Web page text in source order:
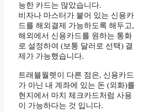
능한 카드는 많았습니다.
비자나 마스터가 붙어 있는 신용카
드를 해외결제 가능하도록 해두고,
해외에서 신용카드를 원하는 통화
로 설정하여 (보통 달러로 선택) 결
제가 가능했습니다.
트래블월렛이 다른 점은, 신용카드
가 아닌 내 계좌에 있는 돈 (외화)를
현지에서 마치 체크카드처럼 사용
이 가능하다는 것 입니다.